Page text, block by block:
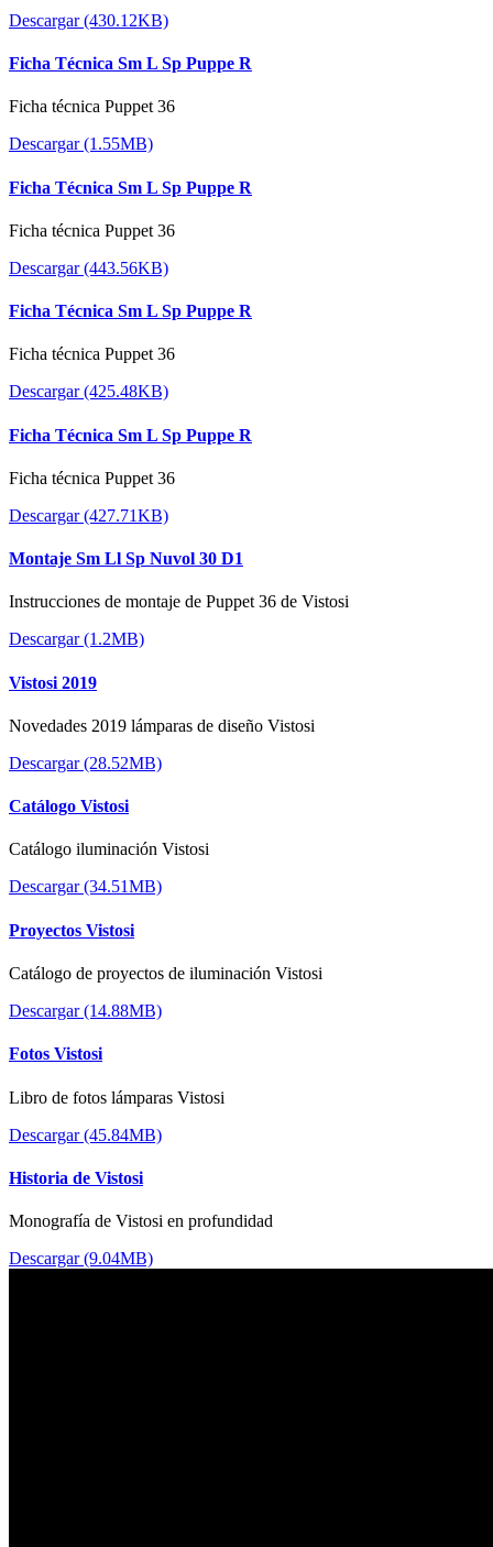
Descargar (430.12KB)
Ficha Técnica Sm L Sp Puppe R
Ficha técnica Puppet 36
Descargar (1.55MB)
Ficha Técnica Sm L Sp Puppe R
Ficha técnica Puppet 36
Descargar (443.56KB)
Ficha Técnica Sm L Sp Puppe R
Ficha técnica Puppet 36
Descargar (425.48KB)
Ficha Técnica Sm L Sp Puppe R
Ficha técnica Puppet 36
Descargar (427.71KB)
Montaje Sm Ll Sp Nuvol 30 D1
Instrucciones de montaje de Puppet 36 de Vistosi
Descargar (1.2MB)
Vistosi 2019
Novedades 2019 lámparas de diseño Vistosi
Descargar (28.52MB)
Catálogo Vistosi
Catálogo iluminación Vistosi
Descargar (34.51MB)
Proyectos Vistosi
Catálogo de proyectos de iluminación Vistosi
Descargar (14.88MB)
Fotos Vistosi
Libro de fotos lámparas Vistosi
Descargar (45.84MB)
Historia de Vistosi
Monografía de Vistosi en profundidad
Descargar (9.04MB)